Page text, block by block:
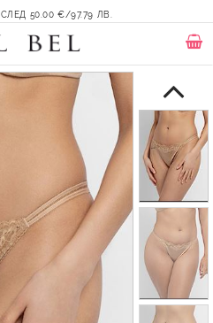
50.00 €/97.79 ЛВ.